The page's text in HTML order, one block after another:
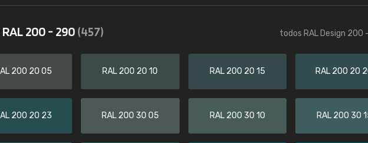
200 - 290(457) todos RAL Design 200
200 20 05 RAL 200 20 10 RAL 200 20 15 RAL 200 20
200 20 23 RAL 200 30 05 RAL 200 30 10 RAL 200 30